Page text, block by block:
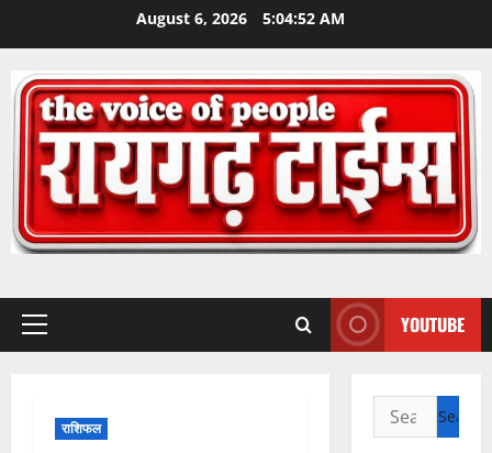
August 6, 2026 5:04:54 AM
Primary
YOUTUBE
राशिफल
Search
for: